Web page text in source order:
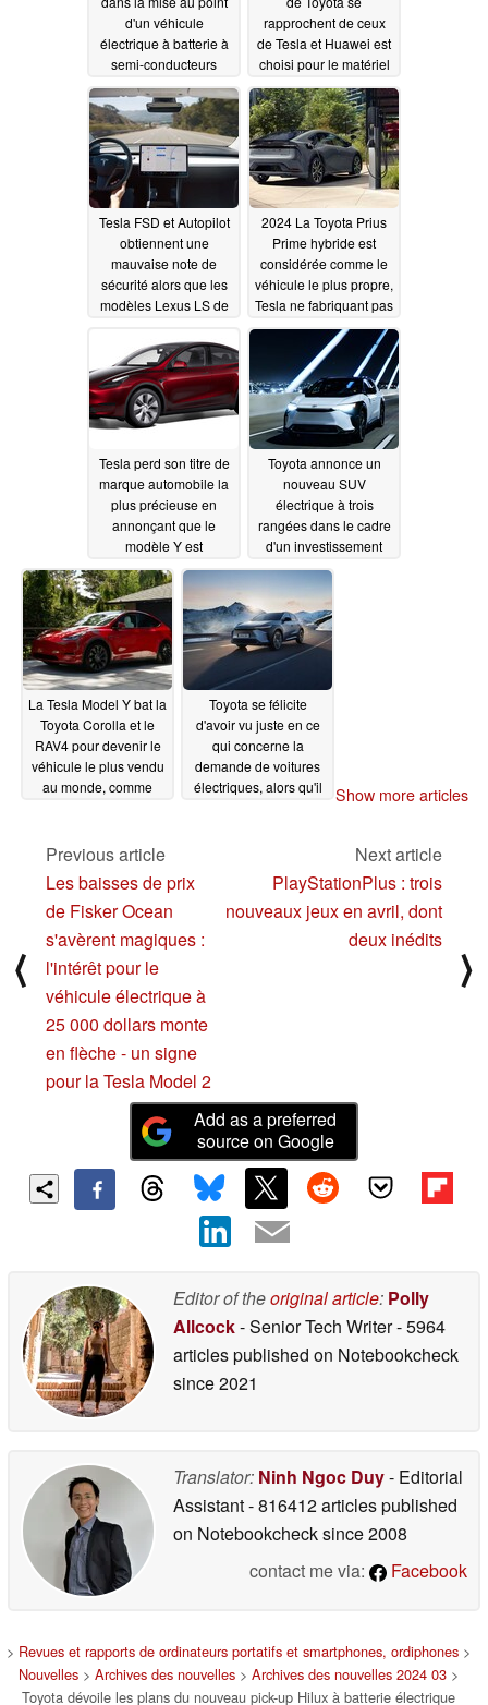
d'un véhicule
électrique à batterie à
semi-conducteurs
d'une autonomie de
600 miles grâce à une
percée dans le
domaine des cellules
de grande capacité
04/12/2024
rapprochent de ceux
de Tesla et Huawei est
choisi pour le matériel
des véhicules
électriques à conduite
autonome04/10/2024
Tesla FSD et Autopilot
obtiennent une
mauvaise note de
sécurité alors que les
modèles Lexus LS de
système d'aide à la
conduite03/13/2024
2024 La Toyota Prius
Prime hybride est
considérée comme le
véhicule le plus propre,
Tesla ne fabriquant pas
les voitures les plus
03/01/2024
Tesla perd son titre de
marque automobile la
plus précieuse en
annonçant que le
modèle Y est
désormais moins cher
qu'une Toyota Prius
hybride
02/22/2024
Toyota annonce un
nouveau SUV
électrique à trois
rangées dans le cadre
d'un investissement
02/08/2024
La Tesla Model Y bat la
Toyota Corolla et le
RAV4 pour devenir le
véhicule le plus vendu
au monde, comme
Toyota se félicite
d'avoir vu juste en ce
qui concerne la
demande de voitures
électriques, alors qu'il
01/24/2024
Show more articles
⟨
Previous article
Les baisses de prix
de Fisker Ocean
s'avèrent magiques :
l'intérêt pour le
véhicule électrique à
25 000 dollars monte
en flèche - un signe
pour la Tesla Model 2
Next article
PlayStationPlus : trois
nouveaux jeux en avril, dont
deux inédits
⟩
Add as a preferred
source on Google
Editor of theoriginal article: Polly
Allcock- Senior Tech Writer- 5964
articles published on Notebookcheck
since 2021
Translator: Ninh Ngoc Duy- Editorial
Assistant- 816412 articles published
on Notebookchecksince 2008
contact me via:
Facebook
> Revues et rapports de ordinateurs portatifs et smartphones, ordiphones >
Nouvelles > Archives des nouvelles > Archives des nouvelles 2024 03 >
Toyota dévoile les plans du nouveau pick-up Hilux à batterie électrique